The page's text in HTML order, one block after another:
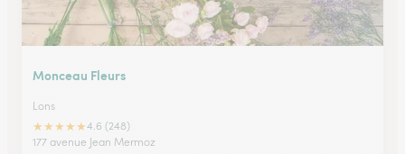
Monceau Fleurs
Lons
★★★★★4.6 (248)
177 avenue Jean Mermoz